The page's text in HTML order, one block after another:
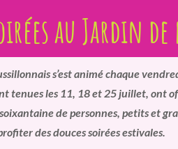
au Jardin
s’est animé chaque
tenues les 11, 18 et 25 juillet, ont
de personnes, petits et
des douces soirées estivales.